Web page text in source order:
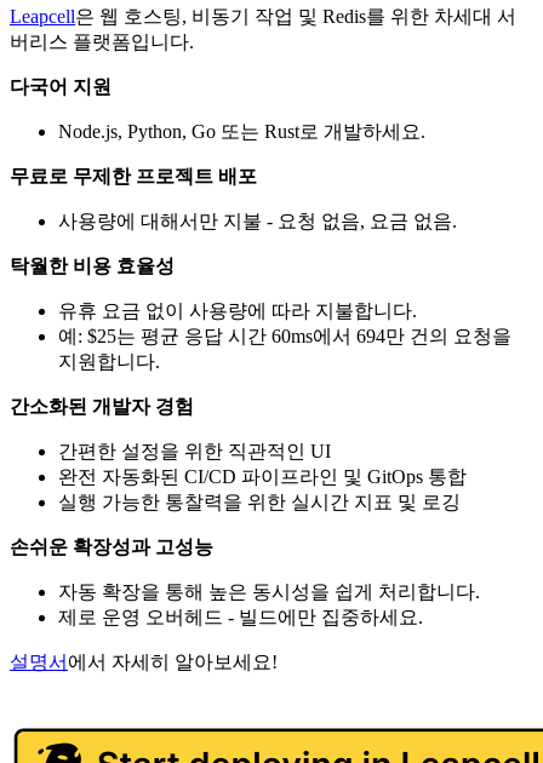
Leapcell은 웹 호스팅, 비동기 작업 및 Redis를 위한 차세대 서
버리스 플랫폼입니다.
다국어 지원
Node.js, Python, Go 또는 Rust로 개발하세요.
무료로 무제한 프로젝트 배포
사용량에 대해서만 지불 - 요청 없음, 요금 없음.
탁월한 비용 효율성
유휴 요금 없이 사용량에 따라 지불합니다.
예: $25는 평균 응답 시간 60ms에서 694만 건의 요청을
지원합니다.
간소화된 개발자 경험
간편한 설정을 위한 직관적인 UI
완전 자동화된 CI/CD 파이프라인 및 GitOps 통합
실행 가능한 통찰력을 위한 실시간 지표 및 로깅
손쉬운 확장성과 고성능
자동 확장을 통해 높은 동시성을 쉽게 처리합니다.
제로 운영 오버헤드 - 빌드에만 집중하세요.
설명서 에서 자세히 알아보세요!